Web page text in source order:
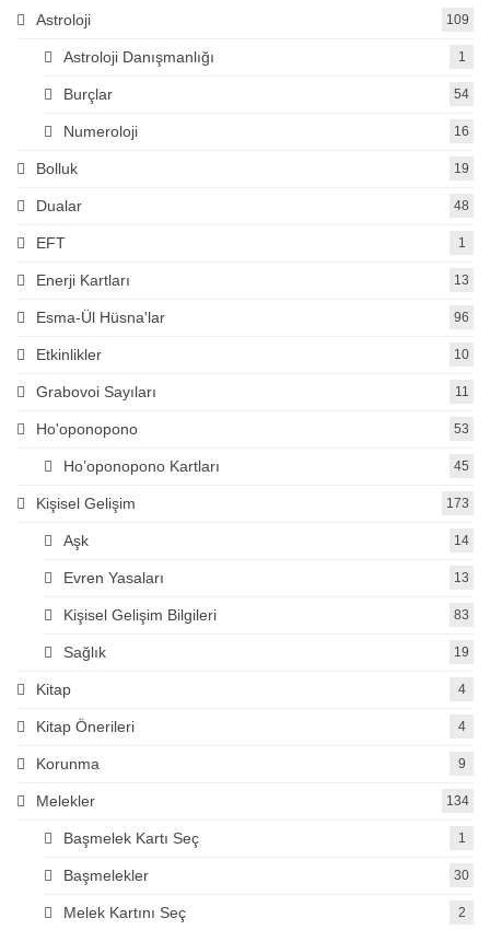
Astroloji 109
Astroloji Danışmanlığı 1
Burçlar 54
Numeroloji 16
Bolluk 19
Dualar 48
EFT 1
Enerji Kartları 13
Esma-Ül Hüsna'lar 96
Etkinlikler 10
Grabovoi Sayıları 11
Ho'oponopono 53
Ho’oponopono Kartları 45
Kişisel Gelişim 173
Aşk 14
Evren Yasaları 13
Kişisel Gelişim Bilgileri 83
Sağlık 19
Kitap 4
Kitap Önerileri 4
Korunma 9
Melekler 134
Başmelek Kartı Seç 1
Başmelekler 30
Melek Kartını Seç 2